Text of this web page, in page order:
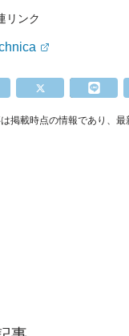
リンク
掲載時点の情報であり、最